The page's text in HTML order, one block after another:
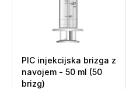
PIC injekcijska brizga z
navojem - 50 ml (50
brizg)